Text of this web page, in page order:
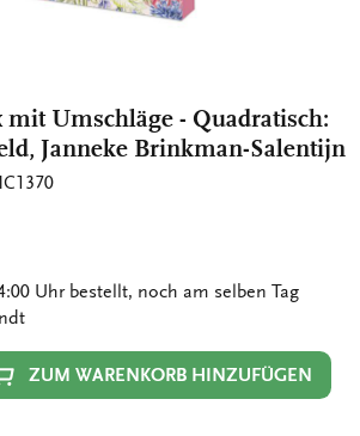
Umschläge - Quadratisch:
Janneke Brinkman-Salentijn
Uhr bestellt, noch am selben Tag
ZUM WARENKORB HINZUFÜGEN